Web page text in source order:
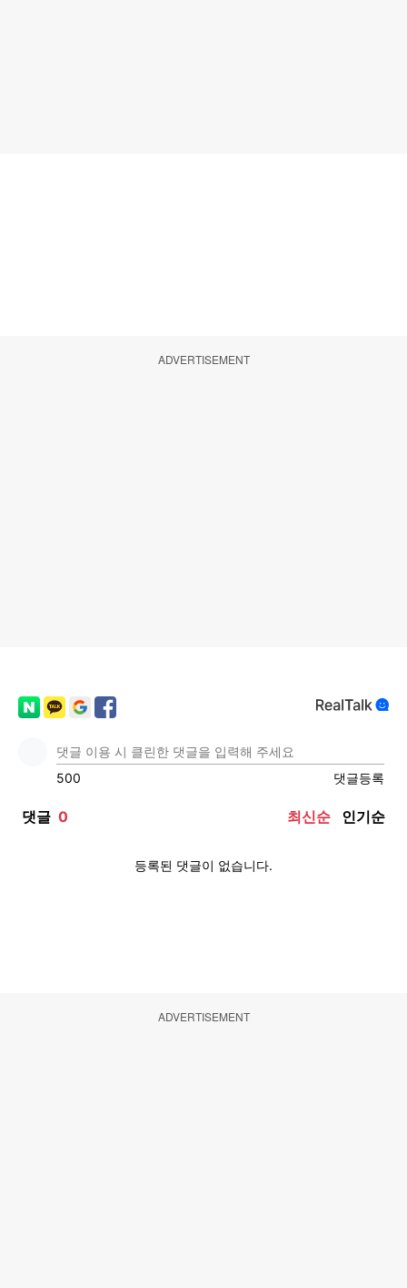
ADVERTISEMENT
ADVERTISEMENT